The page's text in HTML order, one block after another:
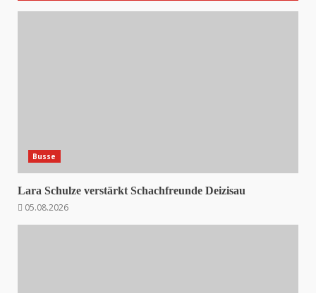
Busse
Lara Schulze verstärkt Schachfreunde Deizisau
05.08.2026